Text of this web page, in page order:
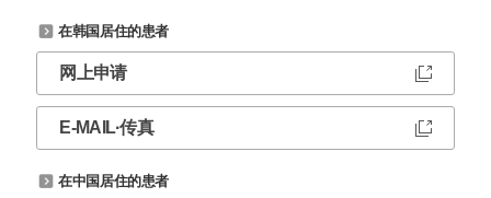
在韩国居住的患者
网上申请
E-MAIL·传真
在中国居住的患者